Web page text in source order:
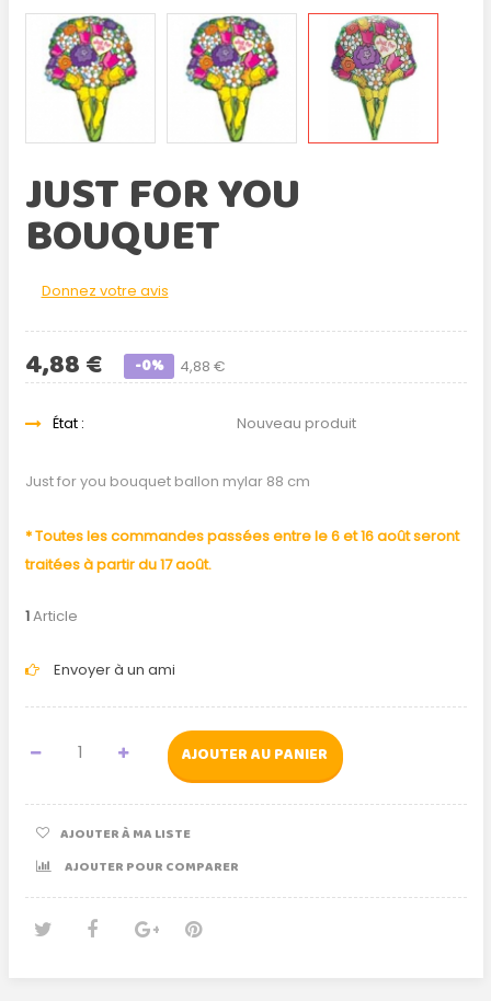
JUST FOR YOU
BOUQUET
Donnez votre avis
4,88 €
4,88 € -0%
État : Nouveau produit
Just for you bouquet ballon mylar 88 cm
* Toutes les commandes passées entre le 6 et 16 août seront
traitées à partir du 17 août.
1Article
Envoyer à un ami
AJOUTER AU PANIER
AJOUTER À MA LISTE
AJOUTER POUR COMPARER